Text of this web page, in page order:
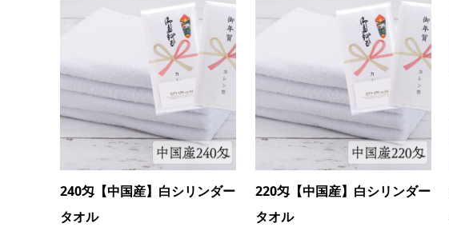
240匁【中国産】白シリンダー
タオル
220匁【中国産】白シリンダー
タオル